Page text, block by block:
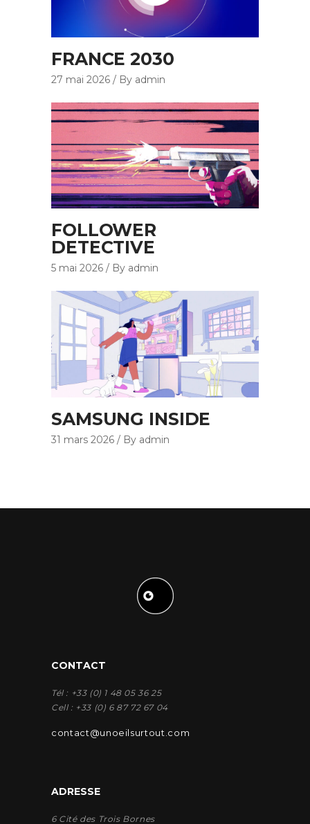
FRANCE 2030
27 mai 2026 By admin
FOLLOWER
DETECTIVE
5 mai 2026 By admin
SAMSUNG INSIDE
31 mars 2026 By admin
CONTACT
Tél : +33 (0) 1 48 05 36 25
Cell : +33 (0) 6 87 72 67 04
contact@unoeilsurtout.com
ADRESSE
6 Cité des Trois Bornes